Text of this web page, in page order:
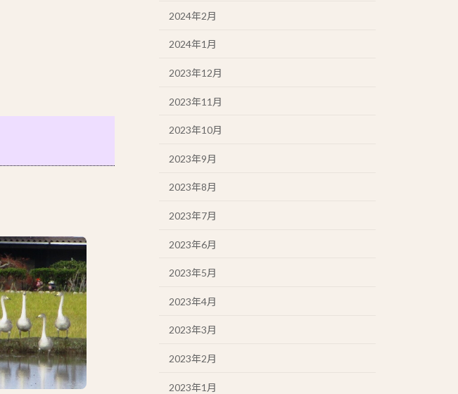
2024年2月
2024年1月
2023年12月
2023年11月
2023年10月
2023年9月
2023年8月
2023年7月
2023年6月
2023年5月
2023年4月
2023年3月
2023年2月
2023年1月